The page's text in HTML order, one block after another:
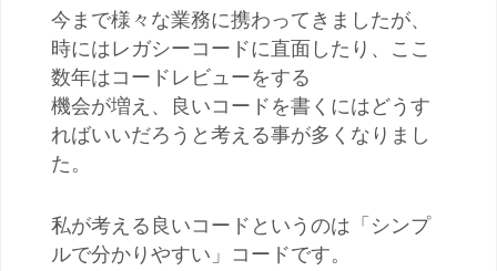
今まで様々な業務に携わってきましたが、
時にはレガシーコードに直面したり、ここ
数年はコードレビューをする
機会が増え、良いコードを書くにはどうす
ればいいだろうと考える事が多くなりまし
た。
私が考える良いコードというのは「シンプ
ルで分かりやすい」コードです。